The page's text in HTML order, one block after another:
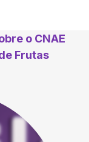
o CNAE
Frutas